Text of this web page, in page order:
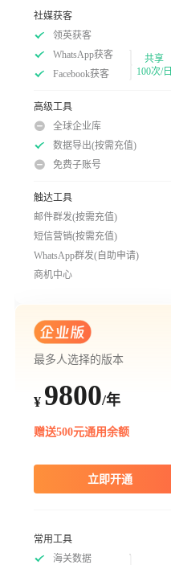
社媒获客
领英获客
WhatsApp获客
Facebook获客
共享
100次/日
高级工具
全球企业库
数据导出(按需充值)
免费子账号
触达工具
邮件群发(按需充值)
短信营销(按需充值)
WhatsApp群发(自助申请)
商机中心
最多人选择的版本
¥ 9800/年
赠送500元通用余额
立即开通
常用工具
海关数据